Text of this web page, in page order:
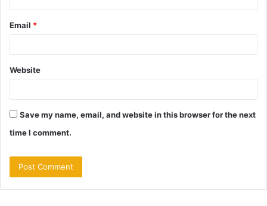
Email *
Website
Save my name, email, and website in this browser for the next
time I comment.